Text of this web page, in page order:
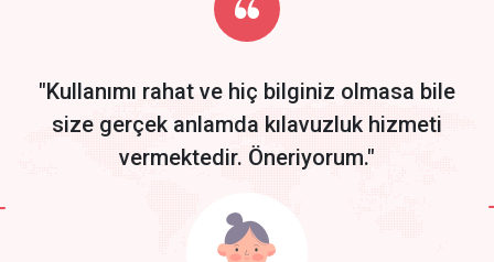
Start by trying our service for 30 days free trial no credit card
required.
"Kullanımı rahat ve hiç bilginiz olmasa bile
size gerçek anlamda kılavuzluk hizmeti
vermektedir. Öneriyorum."